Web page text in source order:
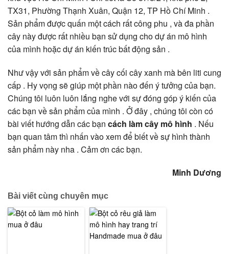
TX31, Phường Thạnh Xuân, Quận 12, TP Hồ Chí Minh .
Sản phẩm được quấn một cách rất công phu , và đa phần
cây này được rất nhiều bạn sử dụng cho dự án mô hình
của mình hoặc dự án kiến trúc bất động sản .
Như vậy với sản phẩm về cây cối cây xanh mà bên liti cung
cấp . Hy vọng sẽ giúp một phần nào đến ý tưởng của bạn.
Chúng tôi luôn luôn lắng nghe với sự đóng góp ý kiến của
các bạn về sản phẩm của mình . Ở đây , chúng tôi còn có
bài viết hướng dẫn các bạn cách làm cây mô hình . Nếu
bạn quan tâm thì nhấn vào xem để biết về sự hình thành
sản phẩm này nha . Cảm ơn các bạn.
Minh Dương
Bài viết cùng chuyên mục